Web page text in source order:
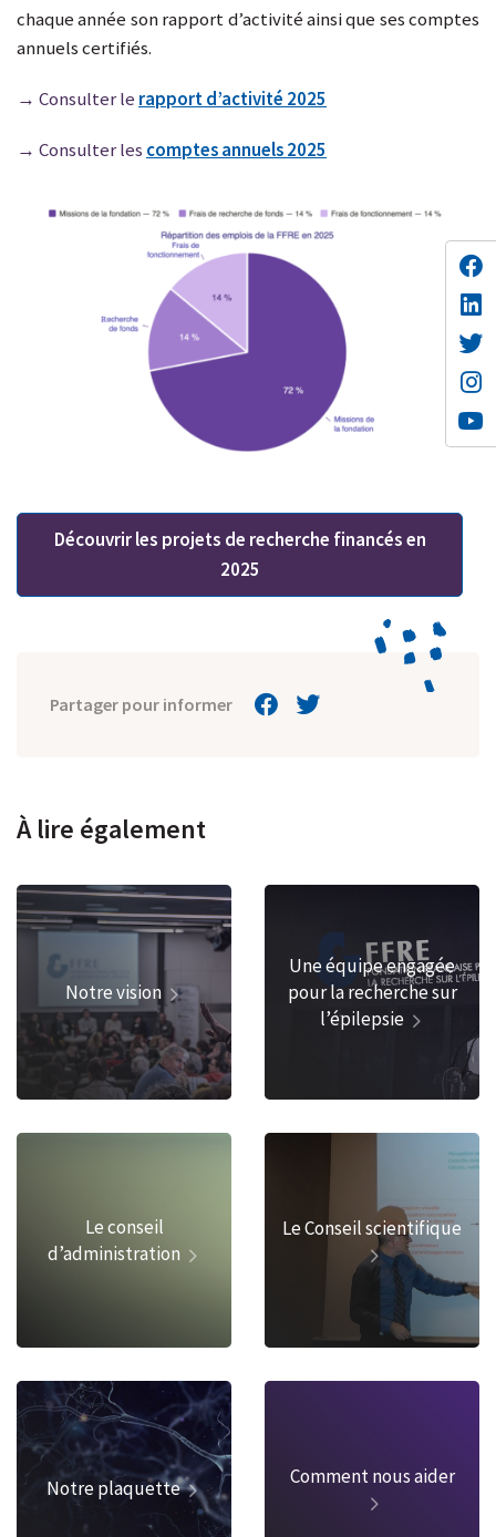
chaque année son rapport d’activité ainsi que ses comptes
annuels certifiés.
→ Consulter le rapport d’activité 2025
→ Consulter les comptes annuels 2025
Découvrir les projets de recherche financés en
2025
Partager pour informer
À lire également
Notre vision
Une équipe engagée
pour la recherche sur
l’épilepsie
Le conseil
d’administration
Le Conseil scientifique
Notre plaquette
Comment nous aider